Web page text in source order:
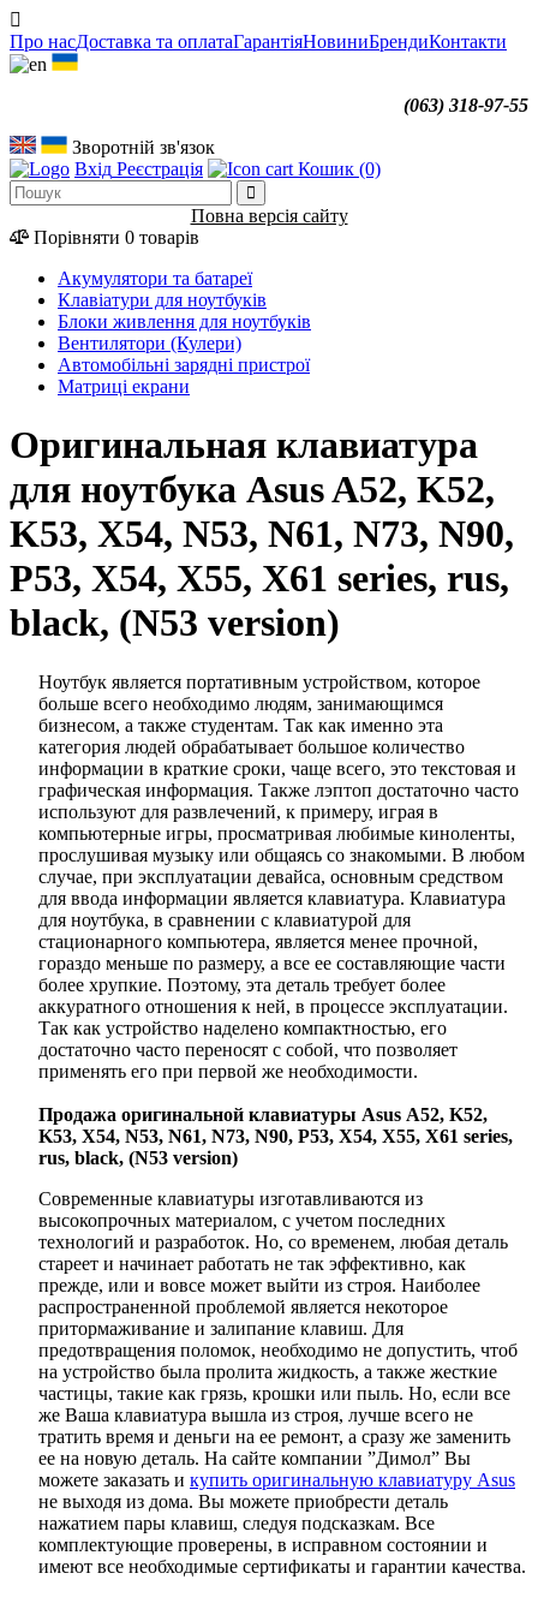
Про насДоставка та оплатаГарантіяНовиниБрендиКонтакти
(063) 318-97-55
Зворотній зв'язок
Вхід Реєстрація Кошик (0)
Повна версія сайту
Порівняти 0 товарів
Акумулятори та батареї
Клавіатури для ноутбуків
Блоки живлення для ноутбуків
Вентилятори (Кулери)
Автомобільні зарядні пристрої
Матриці екрани
Оригинальная клавиатура
для ноутбука Asus A52, K52,
K53, X54, N53, N61, N73, N90,
P53, X54, X55, X61 series, rus,
black, (N53 version)
Ноутбук является портативным устройством, которое
больше всего необходимо людям, занимающимся
бизнесом, а также студентам. Так как именно эта
категория людей обрабатывает большое количество
информации в краткие сроки, чаще всего, это текстовая и
графическая информация. Также лэптоп достаточно часто
используют для развлечений, к примеру, играя в
компьютерные игры, просматривая любимые киноленты,
прослушивая музыку или общаясь со знакомыми. В любом
случае, при эксплуатации девайса, основным средством
для ввода информации является клавиатура. Клавиатура
для ноутбука, в сравнении с клавиатурой для
стационарного компьютера, является менее прочной,
гораздо меньше по размеру, а все ее составляющие части
более хрупкие. Поэтому, эта деталь требует более
аккуратного отношения к ней, в процессе эксплуатации.
Так как устройство наделено компактностью, его
достаточно часто переносят с собой, что позволяет
применять его при первой же необходимости.
Продажа оригинальной клавиатуры Asus A52, K52,
K53, X54, N53, N61, N73, N90, P53, X54, X55, X61 series,
rus, black, (N53 version)
Современные клавиатуры изготавливаются из
высокопрочных материалом, с учетом последних
технологий и разработок. Но, со временем, любая деталь
стареет и начинает работать не так эффективно, как
прежде, или и вовсе может выйти из строя. Наиболее
распространенной проблемой является некоторое
притормаживание и залипание клавиш. Для
предотвращения поломок, необходимо не допустить, чтоб
на устройство была пролита жидкость, а также жесткие
частицы, такие как грязь, крошки или пыль. Но, если все
же Ваша клавиатура вышла из строя, лучше всего не
тратить время и деньги на ее ремонт, а сразу же заменить
ее на новую деталь. На сайте компании ”Димол” Вы
можете заказать и купить оригинальную клавиатуру Asus
не выходя из дома. Вы можете приобрести деталь
нажатием пары клавиш, следуя подсказкам. Все
комплектующие проверены, в исправном состоянии и
имеют все необходимые сертификаты и гарантии качества.